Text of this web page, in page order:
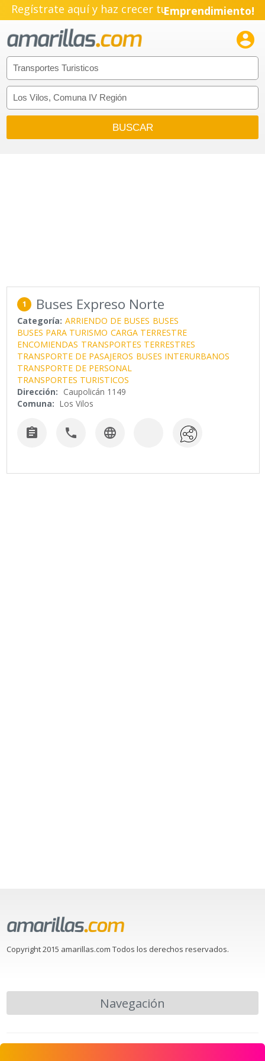
Regístrate aquí y haz crecer tuEmprendimiento!

1 Buses Expreso Norte
Categoría: ARRIENDO DE BUSES BUSES
BUSES PARA TURISMO CARGA TERRESTRE
ENCOMIENDAS TRANSPORTES TERRESTRES
TRANSPORTE DE PASAJEROS BUSES INTERURBANOS
TRANSPORTE DE PERSONAL
TRANSPORTES TURISTICOS
Dirección: Caupolicán 1149
Comuna: Los Vilos
  
Copyright 2015 amarillas.com Todos los derechos reservados.
Navegación